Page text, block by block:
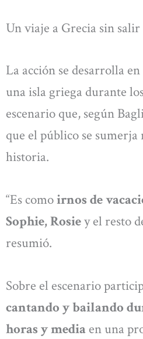
Un viaje a Grecia sin
La acción se desarrolla en
una isla griega durante
escenario que, según
que el público se
historia.
“Es comoirnos de
Sophie, Rosiey el resto
resumió.
Sobre el escenario
cantando y bailando
horas y media en una